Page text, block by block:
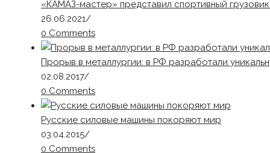
«КАМАЗ-мастер» представил спортивный
26.06.2021/
0 Comments
Прорыв в металлургии: в РФ разработали
02.08.2017/
0 Comments
Русские силовые машины покоряют мир
03.04.2015/
0 Comments